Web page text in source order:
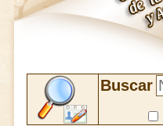
Buscar